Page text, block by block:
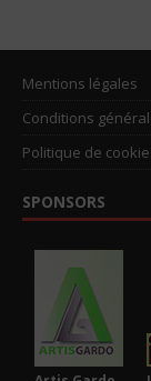
Mentions légales
Conditions
Politique de
SPONSORS